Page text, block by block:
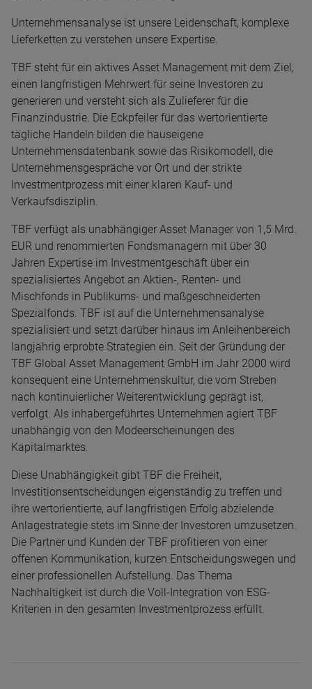
Unternehmensanalyse ist unsere Leidenschaft, komplexe
Lieferketten zu verstehen unsere Expertise.
TBF steht für ein aktives Asset Management mit dem Ziel,
einen langfristigen Mehrwert für seine Investoren zu
generieren und versteht sich als Zulieferer für die
Finanzindustrie. Die Eckpfeiler für das wertorientierte
tägliche Handeln bilden die hauseigene
Unternehmensdatenbank sowie das Risikomodell, die
Unternehmensgespräche vor Ort und der strikte
Investmentprozess mit einer klaren Kauf- und
Verkaufsdisziplin.
TBF verfügt als unabhängiger Asset Manager von 1,5 Mrd.
EUR und renommierten Fondsmanagern mit über 30
Jahren Expertise im Investmentgeschäft über ein
spezialisiertes Angebot an Aktien-, Renten- und
Mischfonds in Publikums- und maßgeschneiderten
Spezialfonds. TBF ist auf die Unternehmensanalyse
spezialisiert und setzt darüber hinaus im Anleihenbereich
langjährig erprobte Strategien ein. Seit der Gründung der
TBF Global Asset Management GmbH im Jahr 2000 wird
konsequent eine Unternehmenskultur, die vom Streben
nach kontinuierlicher Weiterentwicklung geprägt ist,
verfolgt. Als inhabergeführtes Unternehmen agiert TBF
unabhängig von den Modeerscheinungen des
Kapitalmarktes.
Diese Unabhängigkeit gibt TBF die Freiheit,
Investitionsentscheidungen eigenständig zu treffen und
ihre wertorientierte, auf langfristigen Erfolg abzielende
Anlagestrategie stets im Sinne der Investoren umzusetzen.
Die Partner und Kunden der TBF profitieren von einer
offenen Kommunikation, kurzen Entscheidungswegen und
einer professionellen Aufstellung. Das Thema
Nachhaltigkeit ist durch die Voll-Integration von ESG-
Kriterien in den gesamten Investmentprozess erfüllt.